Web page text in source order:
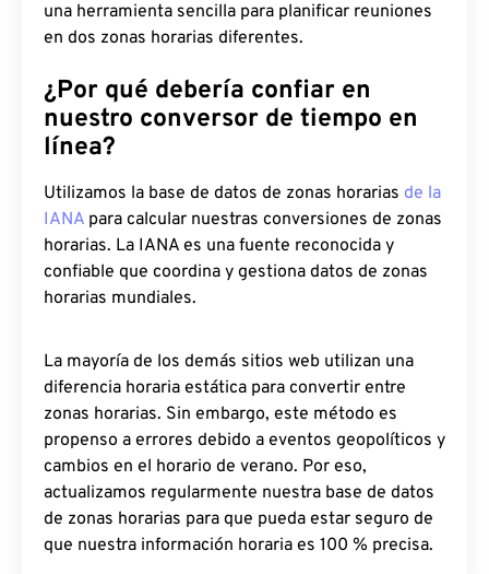
una herramienta sencilla para planificar reuniones
en dos zonas horarias diferentes.
¿Por qué debería confiar en
nuestro conversor de tiempo en
línea?
Utilizamos la base de datos de zonas horarias de la
IANA para calcular nuestras conversiones de zonas
horarias. La IANA es una fuente reconocida y
confiable que coordina y gestiona datos de zonas
horarias mundiales.
La mayoría de los demás sitios web utilizan una
diferencia horaria estática para convertir entre
zonas horarias. Sin embargo, este método es
propenso a errores debido a eventos geopolíticos y
cambios en el horario de verano. Por eso,
actualizamos regularmente nuestra base de datos
de zonas horarias para que pueda estar seguro de
que nuestra información horaria es 100 % precisa.